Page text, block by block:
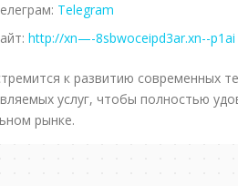
Telegram
http://xn—-8sbwoceipd3ar.xn--p1ai
к развитию современных
услуг, чтобы полностью
рынке.